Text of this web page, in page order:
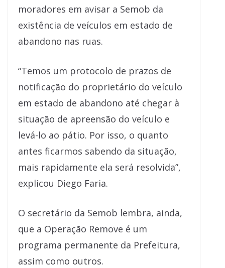
moradores em avisar a Semob da
existência de veículos em estado de
abandono nas ruas.
“Temos um protocolo de prazos de
notificação do proprietário do veículo
em estado de abandono até chegar à
situação de apreensão do veículo e
levá-lo ao pátio. Por isso, o quanto
antes ficarmos sabendo da situação,
mais rapidamente ela será resolvida”,
explicou Diego Faria.
O secretário da Semob lembra, ainda,
que a Operação Remove é um
programa permanente da Prefeitura,
assim como outros.